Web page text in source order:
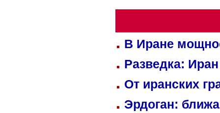
В Иране
Разведка:
От иранских
Эрдоган: